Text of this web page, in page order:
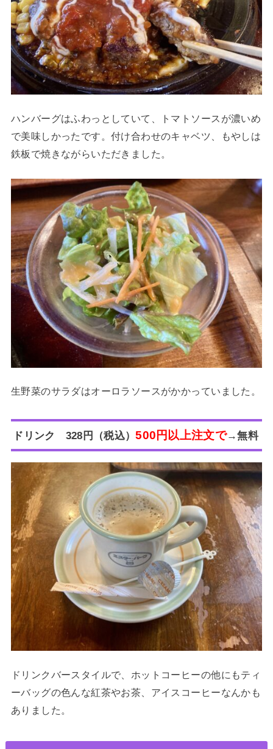
ハンバーグはふわっとしていて、トマトソースが濃いめ
で美味しかったです。付け合わせのキャベツ、もやしは
鉄板で焼きながらいただきました。
生野菜のサラダはオーロラソースがかかっていました。
ドリンク 328円（税込）500円以上注文で→無料
ドリンクバースタイルで、ホットコーヒーの他にもティ
ーバッグの色んな紅茶やお茶、アイスコーヒーなんかも
ありました。